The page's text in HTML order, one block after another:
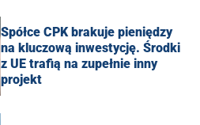
Spółce CPK brakuje pieniędzy
na kluczową inwestycję. Środki
z UE trafią na zupełnie inny
projekt